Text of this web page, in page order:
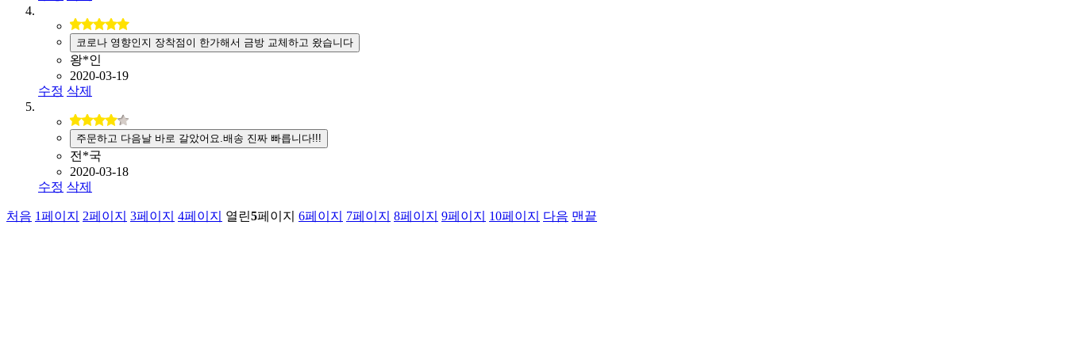
코로나 영향인지 장착점이 한가해서 금방 교체하고 왔습니다
왕*인
2020-03-19
수정 삭제
주문하고 다음날 바로 갈았어요.배송 진짜 빠릅니다!!!
전*국
2020-03-18
수정 삭제
처음 1페이지 2페이지 3페이지 4페이지 열린5페이지 6페이지 7페이지 8페이지 9페이지 10페이지 다음 맨끝